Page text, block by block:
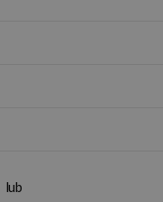
lub